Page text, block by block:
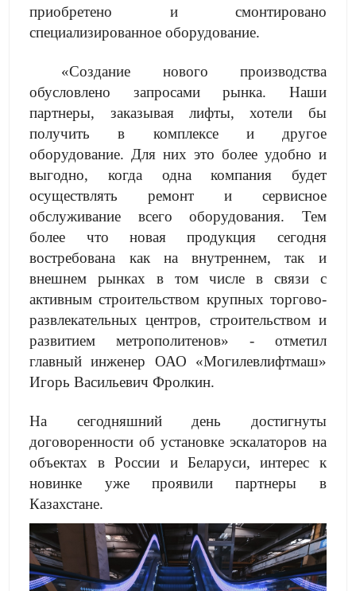
приобретено и смонтировано
специализированное оборудование.
«Создание нового производства
обусловлено запросами рынка. Наши
партнеры, заказывая лифты, хотели бы
получить в комплексе и другое
оборудование. Для них это более удобно и
выгодно, когда одна компания будет
осуществлять ремонт и сервисное
обслуживание всего оборудования. Тем
более что новая продукция сегодня
востребована как на внутреннем, так и
внешнем рынках в том числе в связи с
активным строительством крупных торгово-
развлекательных центров, строительством и
развитием метрополитенов» - отметил
главный инженер ОАО «Могилевлифтмаш»
Игорь Васильевич Фролкин.
На сегодняшний день достигнуты
договоренности об установке эскалаторов на
объектах в России и Беларуси, интерес к
новинке уже проявили партнеры в
Казахстане.